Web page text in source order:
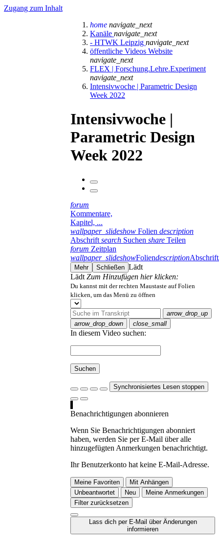
Zugang zum Inhalt
home navigate_next
Kanäle navigate_next
- HTWK Leipzig navigate_next
öffentliche Videos Website
navigate_next
FLEX | Forschung.Lehre.Experiment
navigate_next
Intensivwoche | Parametric Design
Week 2022
Intensivwoche |
Parametric Design
Week 2022
forum
Kommentare,
Kapitel, ...
wallpaper_slideshow Folien description
Abschrift search Suchen share Teilen
forum Zeitplan
wallpaper_slideshowFoliendescriptionAbschrift
Mehr Schließen Lädt
Lädt Zum Hinzufügen hier klicken:
Du kannst mit der rechten Maustaste auf Folien
klicken, um das Menü zu öffnen
arrow_drop_up
arrow_drop_down
close_small
In diesem Video suchen:
Suchen
Synchronisiertes Lesen stoppen
Benachrichtigungen abonnieren
Wenn Sie Benachrichtigungen abonniert
haben, werden Sie per E-Mail über alle
hinzugefügten Anmerkungen benachrichtigt.
Ihr Benutzerkonto hat keine E-Mail-Adresse.
Meine Favoriten
Mit Anhängen
Unbeantwortet
Neu
Meine Anmerkungen
Filter zurücksetzen
Lass dich per E-Mail über Änderungen
informieren